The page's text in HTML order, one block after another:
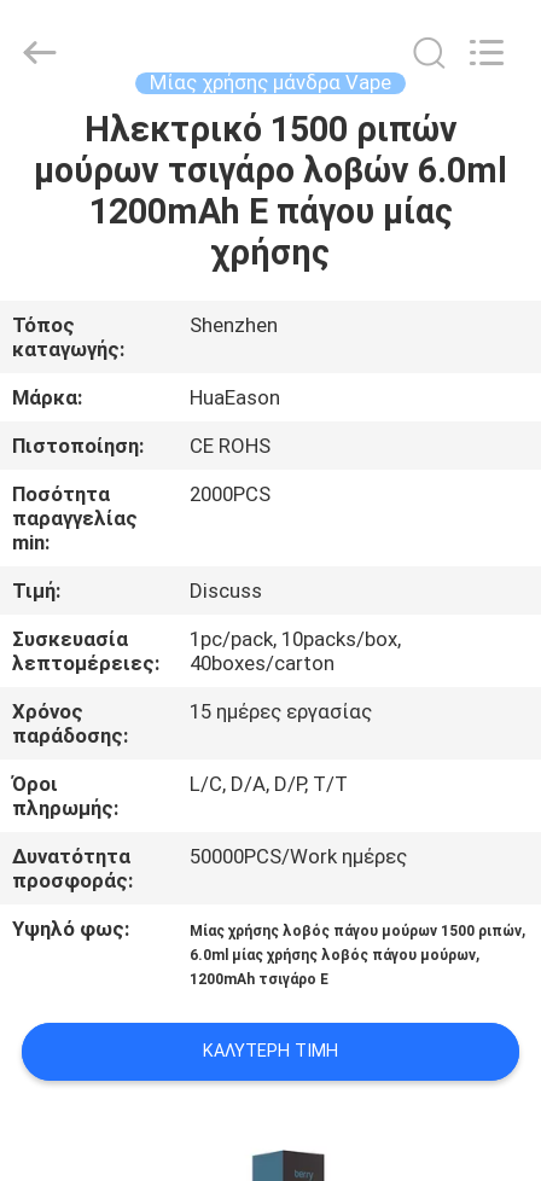
ΠΡΟΪΌΝΤΑ
ΠΕΡΊΠΟΥ
ΕΜΕΊΣ
ΓΎΡΟΣ
ΕΡΓΟΣΤΑΣΊΩΝ
ΠΟΙΟΤΙΚΌΣ
ΈΛΕΓΧΟΣ
ΖΗΤΉΣΤΕ
ΈΝΑ
ΑΠΌΣΠΑΣΜΑ
SITEMAP
PRIVACY
Μίας χρήσης μάνδρα Vape
Ηλεκτρικό 1500 ριπών
μούρων τσιγάρο λοβών 6.0ml
1200mAh Ε πάγου μίας
χρήσης
Τόπος
καταγωγής:
Shenzhen
Μάρκα:
HuaEason
Πιστοποίηση:
CE ROHS
Ποσότητα
παραγγελίας
min:
2000PCS
Τιμή:
Discuss
Συσκευασία
λεπτομέρειες:
1pc/pack, 10packs/box,
40boxes/carton
Χρόνος
παράδοσης:
15 ημέρες εργασίας
Όροι
πληρωμής:
L/C, D/A, D/P, T/T
Δυνατότητα
προσφοράς:
50000PCS/Work ημέρες
Υψηλό φως: Μίας χρήσης λοβός πάγου μούρων 1500 ριπών,
6.0ml μίας χρήσης λοβός πάγου μούρων,
1200mAh τσιγάρο Ε
ΚΑΛΎΤΕΡΗ ΤΙΜΉ